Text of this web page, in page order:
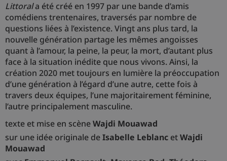
Littorala été créé en 1997 par une bande d’amis
comédiens trentenaires, traversés par nombre de
questions liées à l’existence. Vingt ans plus tard, la
nouvelle génération partage les mêmes angoisses
quant à l’amour, la peine, la peur, la mort, d’autant plus
face à la situation inédite que nous vivons. Ainsi, la
création 2020 met toujours en lumière la préoccupation
d’une génération à l’égard d’une autre, cette fois à
travers deux équipes, l’une majoritairement féminine,
l’autre principalement masculine.
texte et mise en scèneWajdi Mouawad
sur une idée originale deIsabelle Leblanc etWajdi
Mouawad